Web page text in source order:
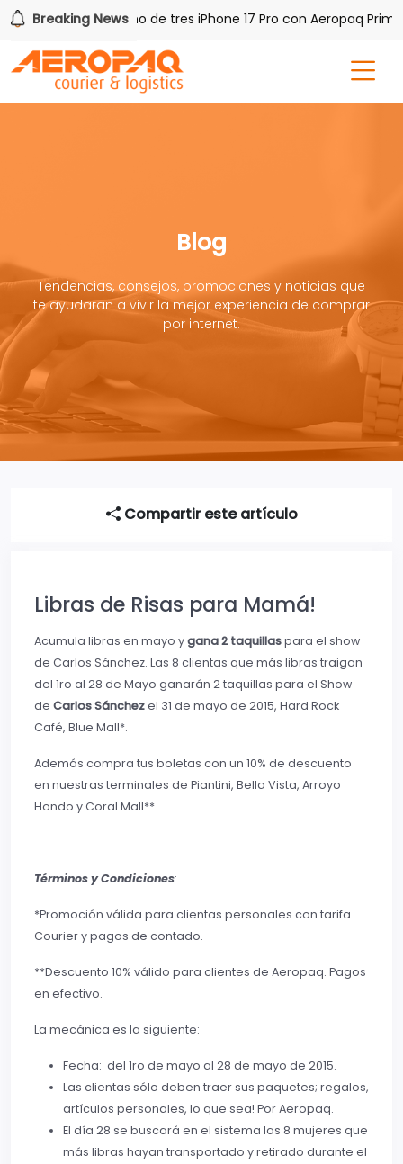
Breaking News
Gana uno de tres iPhone 17 Pro con Aeropaq Prime
Blog
Tendencias, consejos, promociones y noticias que
te ayudaran a vivir la mejor experiencia de comprar
por internet.
Compartir este artículo
Libras de Risas para Mamá!
Acumula libras en mayo ygana 2 taquillaspara el show
de Carlos Sánchez. Las 8 clientas que más libras traigan
del 1ro al 28 de Mayo ganarán 2 taquillas para el Show
de Carlos Sánchezel 31 de mayo de 2015, Hard Rock
Café, Blue Mall*.
Además compra tus boletas con un 10% de descuento
en nuestras terminales de Piantini, Bella Vista, Arroyo
Hondo y Coral Mall**.
Términos y Condiciones:
*Promoción válida para clientas personales con tarifa
Courier y pagos de contado.
**Descuento 10% válido para clientes de Aeropaq. Pagos
en efectivo.
La mecánica es la siguiente:
Fecha: del 1ro de mayo al 28 de mayo de 2015.
Las clientas sólo deben traer sus paquetes; regalos,
artículos personales, lo que sea! Por Aeropaq.
El día 28 se buscará en el sistema las 8 mujeres que
más libras hayan transportado y retirado durante el